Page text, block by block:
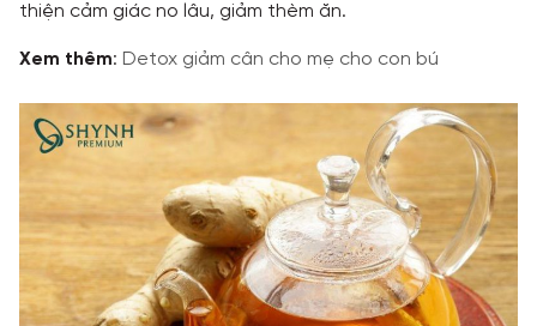
thiện cảm giác no lâu, giảm thèm ăn.
Xem thêm: Detox giảm cân cho mẹ cho con bú